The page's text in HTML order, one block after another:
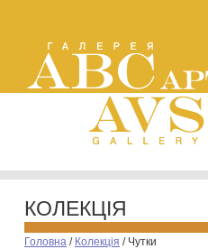
КОЛЕКЦІЯ
Головна / Колекція / Чутки